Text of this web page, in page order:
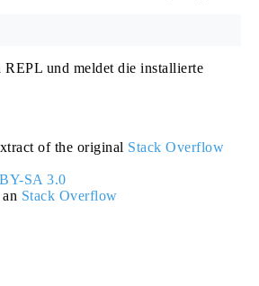
REPL und meldet die installierte
of the original Stack Overflow
SA 3.0
Stack Overflow